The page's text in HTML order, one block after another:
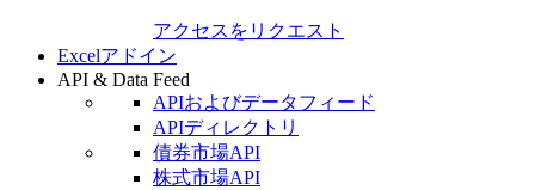
アクセスをリクエスト
Excelアドイン
API & Data Feed
APIおよびデータフィード
APIディレクトリ
債券市場API
株式市場API